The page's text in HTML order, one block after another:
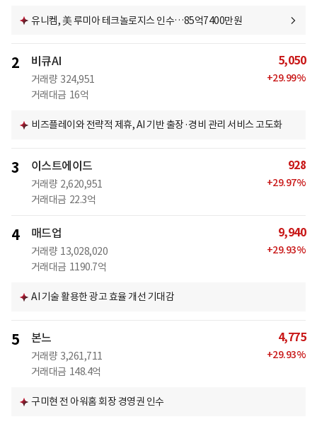
유니켐, 美 루미아 테크놀로지스 인수…85억7400만원
2 비큐AI
거래량 324,951
거래대금 16억
5,050
+29.99%
비즈플레이와 전략적 제휴, AI 기반 출장·경비 관리 서비스 고도화
3 이스트에이드
거래량 2,620,951
거래대금 22.3억
928
+29.97%
4 매드업
거래량 13,028,020
거래대금 1190.7억
9,940
+29.93%
AI 기술 활용한 광고 효율 개선 기대감
5 본느
거래량 3,261,711
거래대금 148.4억
4,775
+29.93%
구미현 전 아워홈 회장 경영권 인수